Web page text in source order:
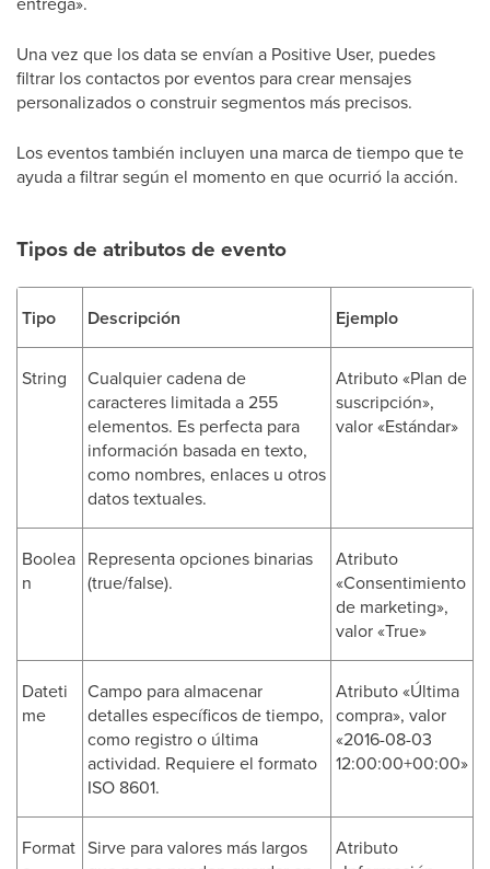
Una vez que los data se envían a Positive User, puedes
filtrar los contactos por eventos para crear mensajes
personalizados o construir segmentos más precisos.
Los eventos también incluyen una marca de tiempo que te
ayuda a filtrar según el momento en que ocurrió la acción.
Tipos de atributos de evento
Tipo Descripción Ejemplo
String
Cualquier cadena de
caracteres limitada a 255
elementos. Es perfecta para
información basada en texto,
como nombres, enlaces u otros
datos textuales.
Atributo «Plan de
suscripción»,
valor «Estándar»
Boolea
n
Representa opciones binarias
(true/false).
Atributo
«Consentimiento
de marketing»,
valor «True»
Dateti
me
Campo para almacenar
detalles específicos de tiempo,
como registro o última
actividad. Requiere el formato
ISO 8601.
Atributo «Última
compra», valor
«2016-08-03
12:00:00+00:00»
Format Sirve para valores más largos
Atributo